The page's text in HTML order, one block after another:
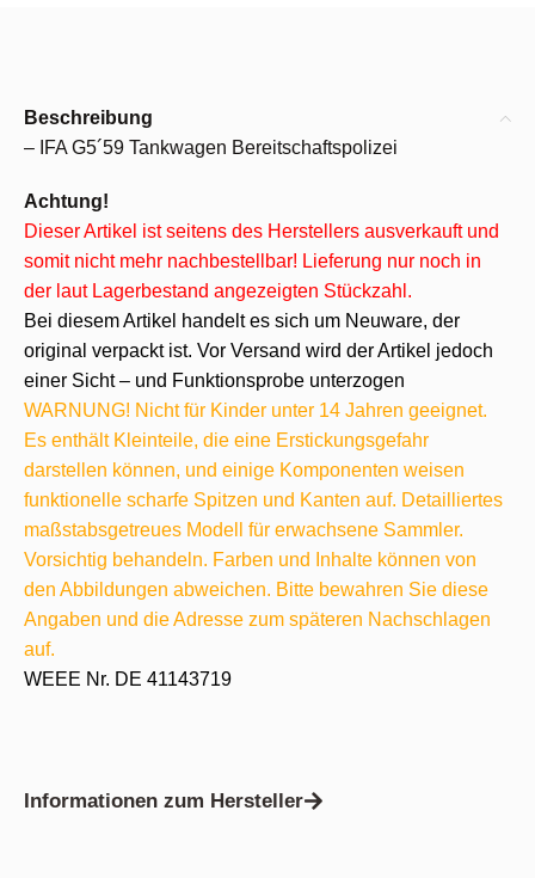
Beschreibung
– IFA G5´59 Tankwagen Bereitschaftspolizei
Achtung!
Dieser Artikel ist seitens des Herstellers ausverkauft und
somit nicht mehr nachbestellbar! Lieferung nur noch in
der laut Lagerbestand angezeigten Stückzahl.
Bei diesem Artikel handelt es sich um Neuware, der
original verpackt ist. Vor Versand wird der Artikel jedoch
einer Sicht – und Funktionsprobe unterzogen
WARNUNG! Nicht für Kinder unter 14 Jahren geeignet.
Es enthält Kleinteile, die eine Erstickungsgefahr
darstellen können, und einige Komponenten weisen
funktionelle scharfe Spitzen und Kanten auf. Detailliertes
maßstabsgetreues Modell für erwachsene Sammler.
Vorsichtig behandeln. Farben und Inhalte können von
den Abbildungen abweichen. Bitte bewahren Sie diese
Angaben und die Adresse zum späteren Nachschlagen
auf.
WEEE Nr. DE 41143719
Informationen zum Hersteller